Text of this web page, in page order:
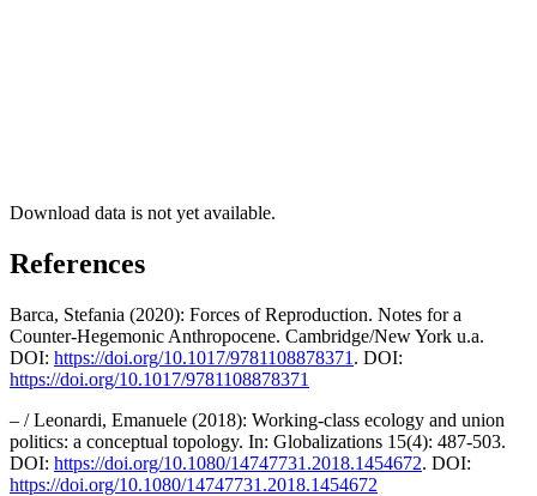
Download data is not yet available.
References
Barca, Stefania (2020): Forces of Reproduction. Notes for a
Counter-Hegemonic Anthropocene. Cambridge/New York u.a.
DOI: https://doi.org/10.1017/9781108878371 . DOI:
https://doi.org/10.1017/9781108878371
– / Leonardi, Emanuele (2018): Working-class ecology and union
politics: a conceptual topology. In: Globalizations 15(4): 487-503.
DOI: https://doi.org/10.1080/14747731.2018.1454672. DOI:
https://doi.org/10.1080/14747731.2018.1454672